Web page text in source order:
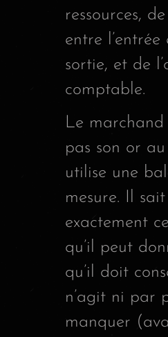
ressources,
entre l’entrée
sortie, et de
comptable.
Le
pas son or au
utilise une
mesure. Il sait
exactement
qu’il peut
qu’il doit
n’agit ni par
manquer